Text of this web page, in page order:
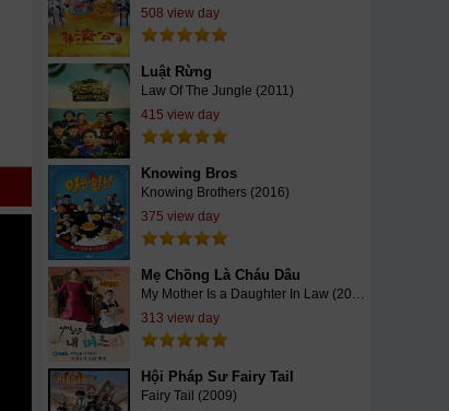
508 view day
Luật Rừng
Law Of The Jungle (2011)
415 view day
Knowing Bros
Knowing Brothers (2016)
375 view day
Mẹ Chồng Là Cháu Dâu
My Mother Is a Daughter In Law (2015)
313 view day
Hội Pháp Sư Fairy Tail
Fairy Tail (2009)